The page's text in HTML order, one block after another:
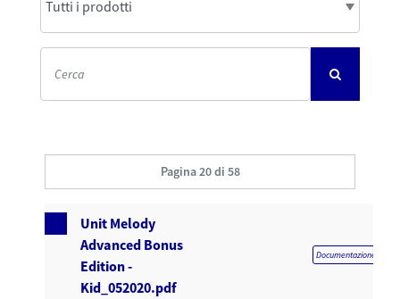
Pagina 20 di 58
Unit Melody
Advanced Bonus
Edition -
Kid_052020.pdf
Documentazione